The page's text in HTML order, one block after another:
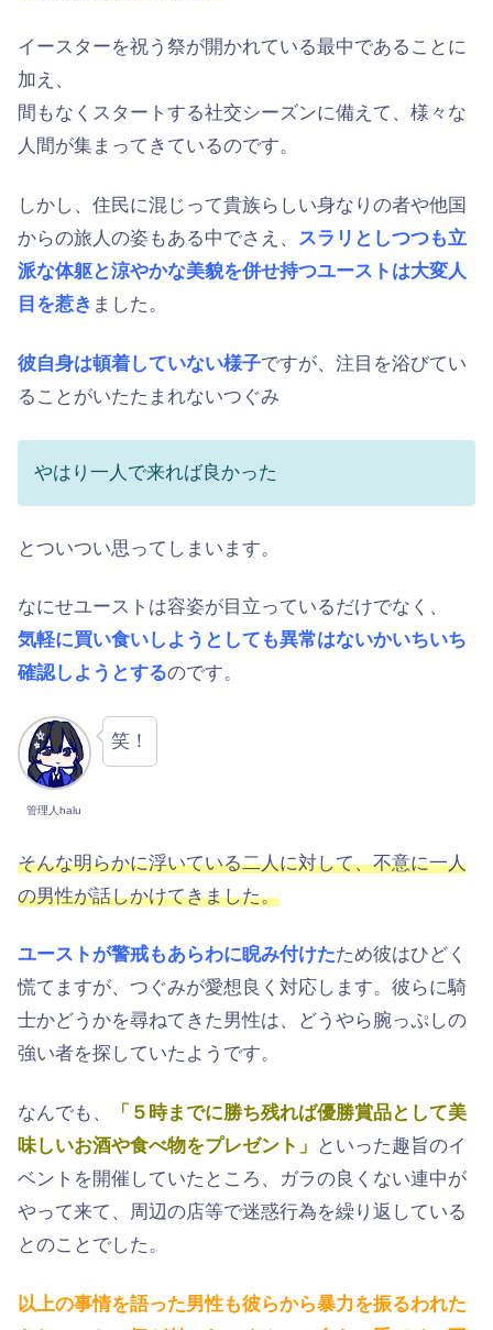
イースターを祝う祭が開かれている最中であることに
加え、
間もなくスタートする社交シーズンに備えて、様々な
人間が集まってきているのです。
しかし、住民に混じって貴族らしい身なりの者や他国
からの旅人の姿もある中でさえ、 スラリとしつつも立
派な体躯と涼やかな美貌を併せ持つユーストは大変人
目を惹き ました。
彼自身は頓着していない様子ですが、注目を浴びてい
ることがいたたまれないつぐみ
やはり一人で来れば良かった
とついつい思ってしまいます。
なにせユーストは容姿が目立っているだけでなく、
気軽に買い食いしようとしても異常はないかいちいち
確認しようとするのです。
管理人halu
笑！
そんな明らかに浮いている二人に対して、不意に一人
の男性が話しかけてきました。
ユーストが警戒もあらわに睨み付けたため彼はひどく
慌てますが、つぐみが愛想良く対応します。彼らに騎
士かどうかを尋ねてきた男性は、どうやら腕っぷしの
強い者を探していたようです。
なんでも、
「５時までに勝ち残れば優勝賞品として美
味しいお酒や食べ物をプレゼント」
といった趣旨のイ
ベントを開催していたところ、ガラの良くない連中が
やって来て、周辺の店等で迷惑行為を繰り返している
とのことでした。
以上の事情を語った男性も彼らから暴力を振るわれた